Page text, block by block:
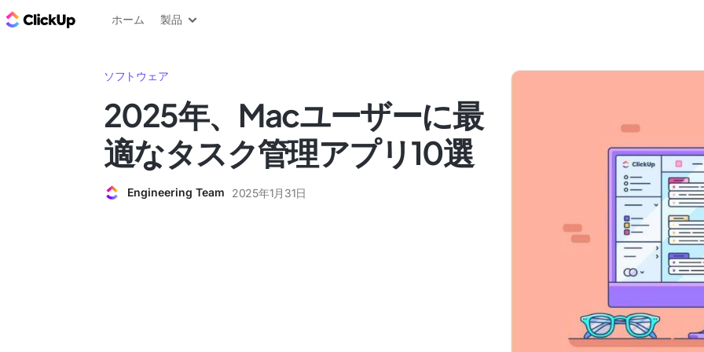
ClickUp ブログ
ホーム 製品
ソフトウェア
2025年、Macユーザーに最
適なタスク管理アプリ10選
Engineering Team 2025年1月31日